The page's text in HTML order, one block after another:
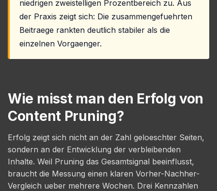
niedrigen zweistelligen Prozentbereich zu. Aus
der Praxis zeigt sich: Die zusammengefuehrten
Beitraege rankten deutlich stabiler als die
einzelnen Vorgaenger.
Wie misst man den Erfolg von
Content Pruning?
Erfolg zeigt sich nicht an der Zahl geloeschter Seiten,
sondern an der Entwicklung der verbleibenden
Inhalte. Weil Pruning das Gesamtsignal beeinflusst,
braucht die Messung einen klaren Vorher-Nachher-
Vergleich ueber mehrere Wochen. Drei Kennzahlen